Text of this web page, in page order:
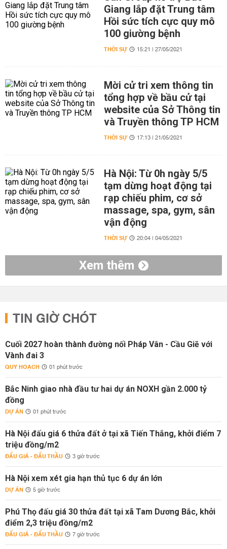
Giang lắp đặt Trung tâm
Hồi sức tích cực quy mô
100 giường bệnh
THỜI SỰ 15:21 | 27/05/2021
Mời cử tri xem thông tin
tổng hợp về bầu cử tại
website của Sở Thông tin
và Truyền thông TP HCM
THỜI SỰ 17:13 | 21/05/2021
Hà Nội: Từ 0h ngày 5/5
tạm dừng hoạt động tại
rạp chiếu phim, cơ sở
massage, spa, gym, sân
vận động
THỜI SỰ 20:04 | 04/05/2021
Xem thêm
TIN GIỜ CHÓT
Cuối 2027 hoàn thành đường nối Pháp Vân - Cầu Giẽ với
Vành đai 3
QUY HOẠCH 01 phút trước
Bắc Ninh giao nhà đầu tư hai dự án NOXH gần 2.000 tỷ
đồng
DỰ ÁN 01 phút trước
Hà Nội đấu giá 6 thửa đất ở tại xã Tiến Thắng, khởi điểm 7
triệu đồng/m2
ĐẤU GIÁ - ĐẤU THẦU 3 giờ trước
Hà Nội xem xét gia hạn thủ tục 6 dự án lớn
DỰ ÁN 5 giờ trước
Phú Thọ đấu giá 30 thửa đất tại xã Tam Dương Bắc, khởi
điểm 2,3 triệu đồng/m2
ĐẤU GIÁ - ĐẤU THẦU 7 giờ trước